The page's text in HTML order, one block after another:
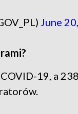
June
19, a 238